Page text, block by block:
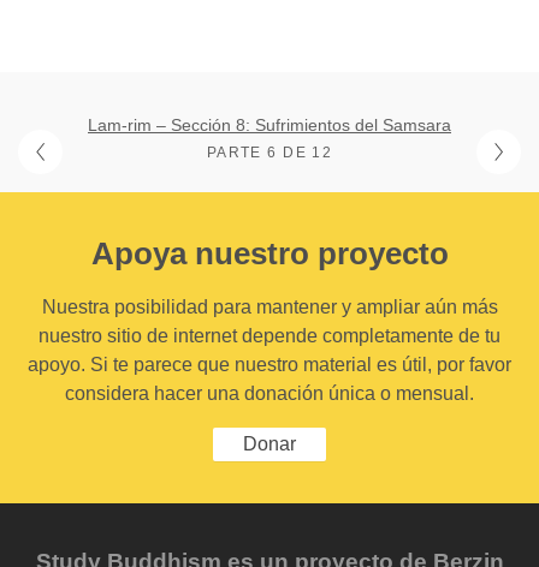
Lam-rim – Sección 8: Sufrimientos del Samsara
PARTE 6 DE 12
Apoya nuestro proyecto
Nuestra posibilidad para mantener y ampliar aún más
nuestro sitio de internet depende completamente de tu
apoyo. Si te parece que nuestro material es útil, por favor
considera hacer una donación única o mensual.
Donar
Study Buddhism es un proyecto de Berzin